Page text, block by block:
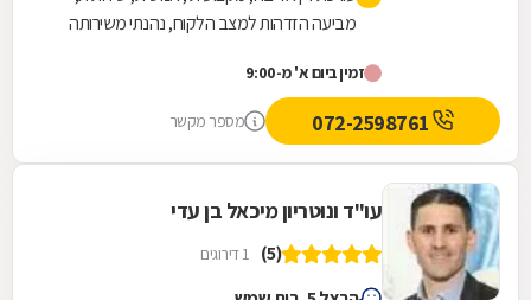
מביעה הזדהות למצב הלקוח, נהנתי משירותה
זמין ביום א' מ-9:00
מספר מקשר
עו"ד ונוטריון מיכאל בן עדי
(5) 1 דירוגים